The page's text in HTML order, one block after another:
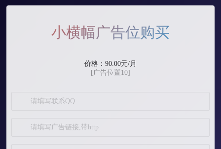
小横幅广告位购买
价格：90.00元/月
[广告位置10]